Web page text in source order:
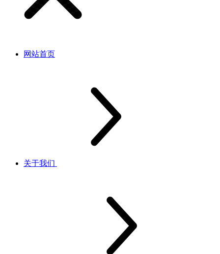
网站首页
关于我们